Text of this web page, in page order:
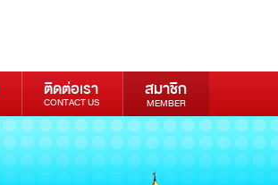
ติดต่อเรา
CONTACT US
สมาชิก
MEMBER